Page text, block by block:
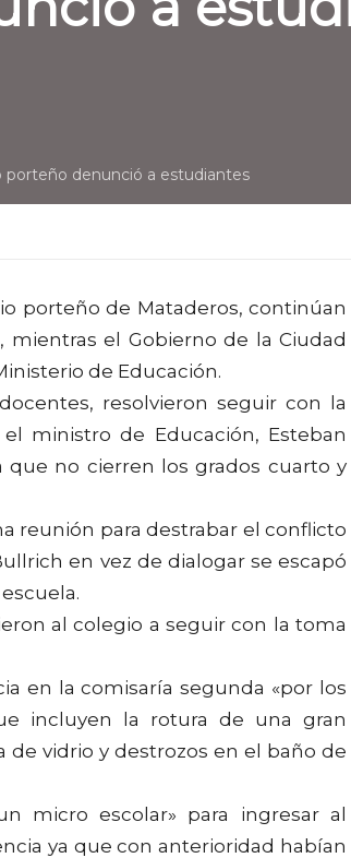
porteño denunció a estudiantes
porteño de Mataderos, continúan
el Gobierno de la Ciudad
de Educación.
resolvieron seguir con la
ministro de Educación, Esteban
no cierren los grados cuarto y
reunión para destrabar el conflicto
en vez de dialogar se escapó
al colegio a seguir con la toma
en la comisaría segunda «por los
incluyen la rotura de una gran
de vidrio y destrozos en el baño de
micro escolar» para ingresar al
ya que con anterioridad habían